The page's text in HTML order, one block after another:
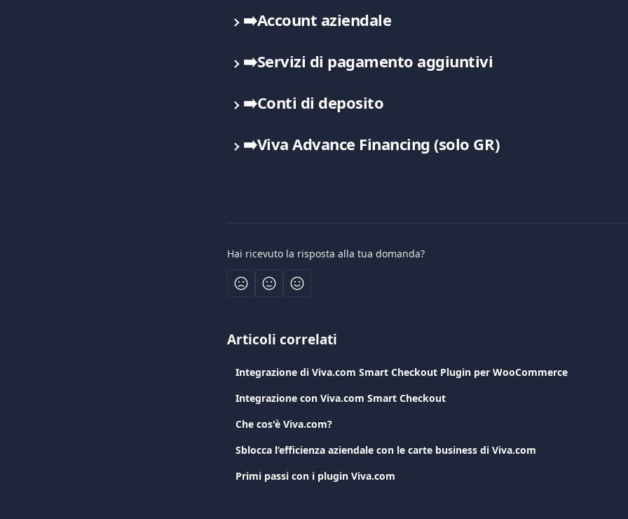
➡️Account aziendale
➡️Servizi di pagamento aggiuntivi
➡️Conti di deposito
➡️Viva Advance Financing (solo GR)
Hai ricevuto la risposta alla tua domanda?
Articoli correlati
Integrazione di Viva.com Smart Checkout Plugin per WooCommerce
Integrazione con Viva.com Smart Checkout
Che cos'è Viva.com?
Sblocca l’efficienza aziendale con le carte business di Viva.com
Primi passi con i plugin Viva.com